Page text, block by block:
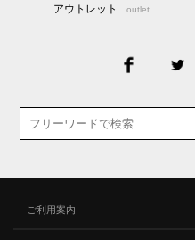
アウトレット outlet
ご利用案内